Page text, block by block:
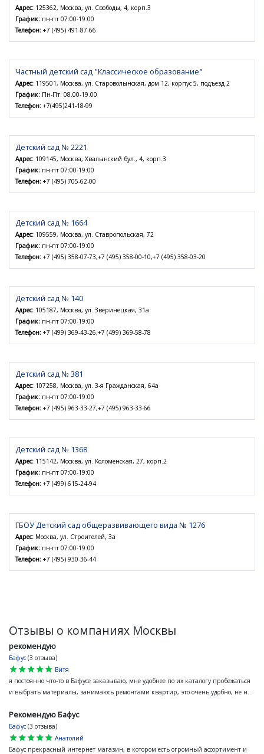
Адрес: 125362, Москва, ул. Свободы, 4, корп.3
График: пн-пт 07:00-19:00
Телефон: +7 (495) 491-87-66
Частный детский сад "Классическое образование"
Адрес: 119501, Москва, ул. Староволынская, дом 12, корпус 5, подъезд 2
График: Пн-Пт: 08.00-19.00
Телефон: +7(495)241-18-99
Детский сад № 2221
Адрес: 109145, Москва, Хвалынский бул., 4, корп.3
График: пн-пт 07:00-19:00
Телефон: +7 (495) 705-62-00
Детский сад № 1664
Адрес: 109559, Москва, ул. Ставропольская, 72
График: пн-пт 07:00-19:00
Телефон: +7 (495) 358-07-73,+7 (495) 358-00-10,+7 (495) 358-03-20
Детский сад № 140
Адрес: 105187, Москва, ул. Зверинецкая, 31а
График: пн-пт 07:00-19:00
Телефон: +7 (499) 369-43-26,+7 (499) 369-58-78
Детский сад № 381
Адрес: 107258, Москва, ул. 3-я Гражданская, 64а
График: пн-пт 07:00-19:00
Телефон: +7 (495) 963-33-27,+7 (495) 963-33-66
Детский сад № 1368
Адрес: 115142, Москва, ул. Коломенская, 27, корп.2
График: пн-пт 07:00-19:00
Телефон: +7 (499) 615-24-94
ГБОУ Детский сад общеразвивающего вида № 1276
Адрес: Москва, ул. Строителей, 3а
График: пн-пт 07:00-19:00
Телефон: +7 (495) 930-36-44
Отзывы о компаниях Москвы
рекомендую
Бафус (3 отзыва)
star
star
star
star
star
Витя
я постоянно что-то в Бафусе заказываю, мне удобнее по их каталогу пробежаться
и выбрать материалы, занимаюсь ремонтами квартир, это очень удобно, не н...
Рекомендую Бафус
Бафус (3 отзыва)
star
star
star
star
star
Анатолий
Бафус прекрасный интернет магазин, в котором есть огромный ассортимент и